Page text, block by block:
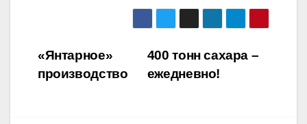
Навигация
по
400 тонн сахара –
ежедневно!
«Янтарное»
производство